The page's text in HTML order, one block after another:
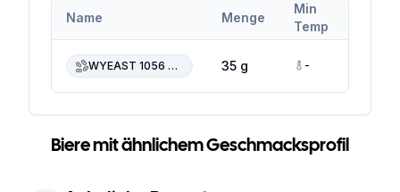
Name Menge
Min
Temp
WYEAST 1056 American Ale 35 g -
Biere mit ähnlichem Geschmacksprofil